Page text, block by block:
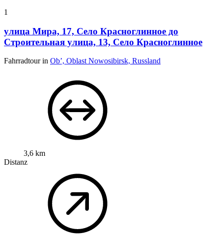
1
улица Мира, 17, Село Красноглинное до
Строительная улица, 13, Село Красноглинное
Fahrradtour in Ob’, Oblast Nowosibirsk, Russland
3,6 km
Distanz